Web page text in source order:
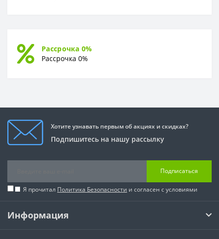
Рассрочка 0%
Рассрочка 0%
Хотите узнавать первым об акциях и скидках?
Подпишитесь на нашу рассылку
Подписаться
Я прочитал Политика Безопасности и согласен с условиями
Информация